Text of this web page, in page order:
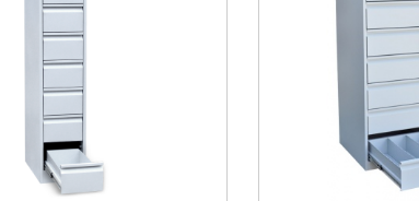
Выберите количество:
Продолжить
Выберите
Продолжить